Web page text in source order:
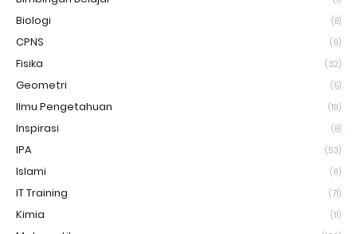
Biologi (8)
CPNS (6)
Fisika (32)
Geometri (5)
Ilmu Pengetahuan (19)
Inspirasi (8)
IPA (53)
Islami (6)
IT Training (71)
Kimia (11)